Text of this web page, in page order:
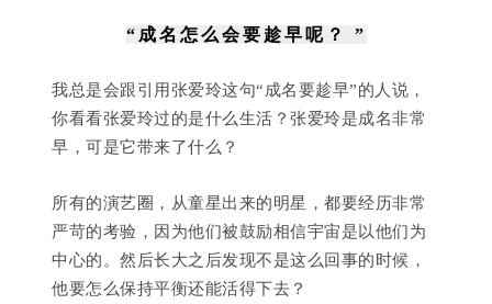
“成名怎么会要趁早呢？ ”
我总是会跟引用张爱玲这句“成名要趁早”的人说，
你看看张爱玲过的是什么生活？张爱玲是成名非常
早，可是它带来了什么？
所有的演艺圈，从童星出来的明星，都要经历非常
严苛的考验，因为他们被鼓励相信宇宙是以他们为
中心的。然后长大之后发现不是这么回事的时候，
他要怎么保持平衡还能活得下去？